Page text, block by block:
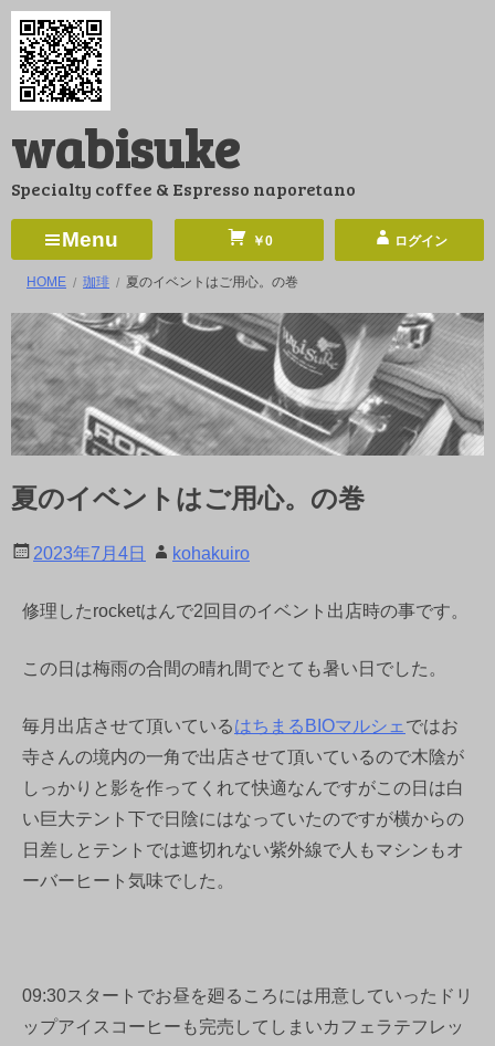
コ
ン
ツ
ス
ッ
wabisuke
Specialty coffee & Espresso naporetano
Menu ￥0 ログイン
HOME 珈琲 夏のイベントはご用心。の巻
夏のイベントはご用心。の巻
2023年7月4日 kohakuiro
修理したrocketはんで2回目のイベント出店時の事です。
この日は梅雨の合間の晴れ間でとても暑い日でした。
毎月出店させて頂いているはちまるBIOマルシェ ではお
寺さんの境内の一角で出店させて頂いているので木陰が
しっかりと影を作ってくれて快適なんですがこの日は白
い巨大テント下で日陰にはなっていたのですが横からの
日差しとテントでは遮切れない紫外線で人もマシンもオ
ーバーヒート気味でした。
09:30スタートでお昼を廻るころには用意していったドリ
ップアイスコーヒーも完売してしまいカフェラテフレッ